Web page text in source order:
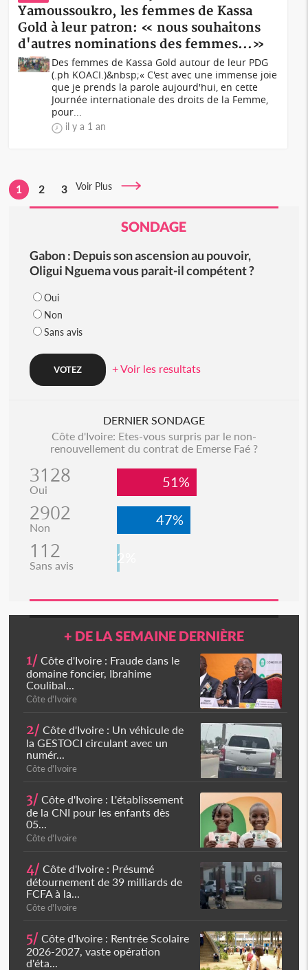
Yamoussoukro, les femmes de Kassa
Gold à leur patron: « nous souhaitons
d'autres nominations des femmes...»
Des femmes de Kassa Gold autour de leur PDG
(.ph KOACI.)&nbsp;« C'est avec une immense joie
que je prends la parole aujourd'hui, en cette
Journée internationale des droits de la Femme,
pour...
il y a 1 an
1 2 3 Voir Plus
SONDAGE
Gabon : Depuis son ascension au pouvoir,
Oligui Nguema vous parait-il compétent ?
Oui
Non
Sans avis
+ Voir les resultats
DERNIER SONDAGE
Côte d'Ivoire: Etes-vous surpris par le non-
renouvellement du contrat de Emerse Faé ?
3128
Oui 51%
2902
Non 47%
112
Sans avis 2%
+ DE LA SEMAINE DERNIÈRE
1/ Côte d'Ivoire : Fraude dans le
domaine foncier, Ibrahime
Coulibal...
Côte d'Ivoire
2/ Côte d'Ivoire : Un véhicule de
la GESTOCI circulant avec un
numér...
Côte d'Ivoire
3/ Côte d'Ivoire : L'établissement
de la CNI pour les enfants dès
05...
Côte d'Ivoire
4/ Côte d'Ivoire : Présumé
détournement de 39 milliards de
FCFA à la...
Côte d'Ivoire
5/ Côte d'Ivoire : Rentrée Scolaire
2026-2027, vaste opération
d'éta...